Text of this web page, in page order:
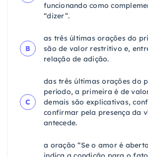
funcionando como
“dizer”.
B
as três últimas orações do
são de valor restritivo e,
relação de adição.
C
das três últimas orações do
período, a primeira é de
demais são explicativas,
confirmar pela presença da
antecede.
a oração “Se o amor é